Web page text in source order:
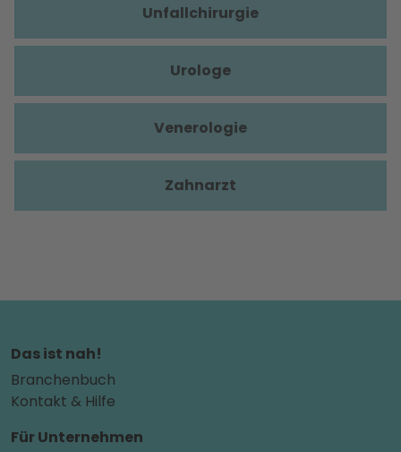
Unfallchirurgie
Urologe
Venerologie
Zahnarzt
Das ist nah!
Branchenbuch
Kontakt & Hilfe
Für Unternehmen